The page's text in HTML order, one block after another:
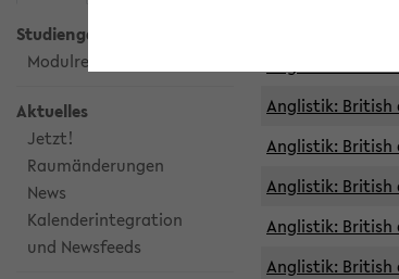
Studiengangsauswahl
Modulrecherche
Aktuelles
Jetzt!
Raumänderungen
News
Kalenderintegration
und Newsfeeds
Anglistik:
Anglistik: British
Anglistik: British
Anglistik: British
Anglistik: British
Anglistik: British